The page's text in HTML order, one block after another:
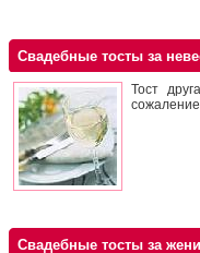
Свадебные тосты за
Тост
Свадебные тосты за